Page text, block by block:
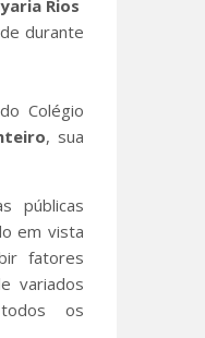
Rios
durante
Colégio
, sua
públicas
em vista
fatores
variados
todos os